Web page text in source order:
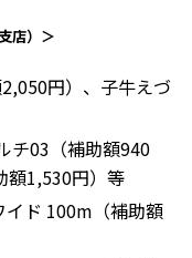
店）＞
円）、子牛えづ
チ03（補助額940
額1,530円）等
イド 100m（補助額